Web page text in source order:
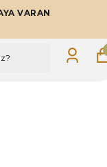
VARAN